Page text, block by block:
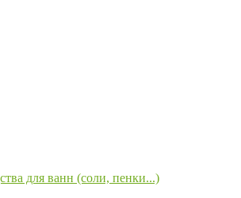
для ванн (соли, пенки...)